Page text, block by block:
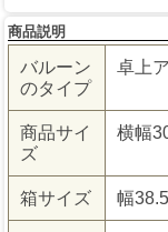
商品説明
バルーン
のタイプ
卓上
商品サイ
ズ
横幅
箱サイズ 幅